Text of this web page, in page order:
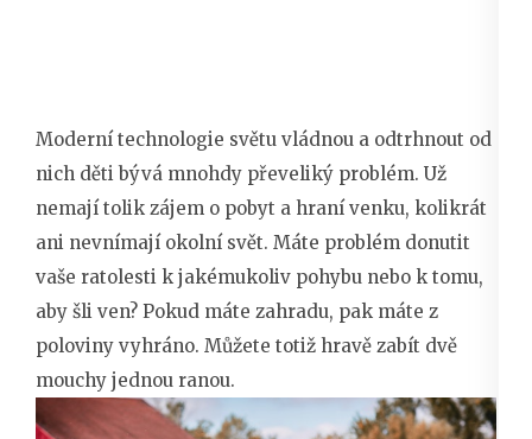
Moderní technologie světu vládnou a odtrhnout od
nich děti bývá mnohdy převeliký problém. Už
nemají tolik zájem o pobyt a hraní venku, kolikrát
ani nevnímají okolní svět. Máte problém donutit
vaše ratolesti k jakémukoliv pohybu nebo k tomu,
aby šli ven? Pokud máte zahradu, pak máte z
poloviny vyhráno. Můžete totiž hravě zabít dvě
mouchy jednou ranou.